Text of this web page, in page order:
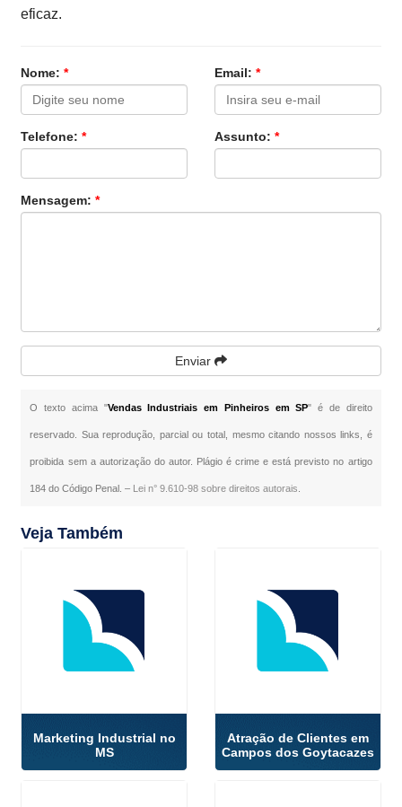
eficaz.
Nome:* Email: *
Telefone:* Assunto: *
Mensagem:*
Enviar
O texto acima "Vendas Industriais em Pinheiros em SP" é de direito
reservado. Sua reprodução, parcial ou total, mesmo citando nossos links, é
proibida sem a autorização do autor. Plágio é crime e está previsto no artigo
184 do Código Penal. – Lei n° 9.610-98 sobre direitos autorais
Veja Também
Marketing Industrial no
MS
Atração de Clientes em
Campos dos Goytacazes